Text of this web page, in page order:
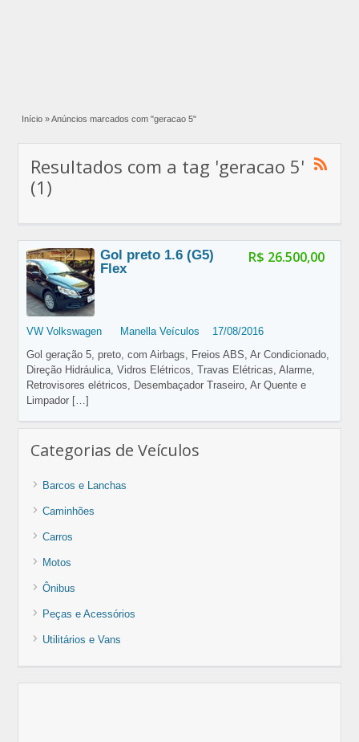
Início » Anúncios marcados com "geracao 5"
Resultados com a tag 'geracao 5'
(1)
R$ 26.500,00
Gol preto 1.6 (G5)
Flex
VW Volkswagen Manella Veículos
17/08/2016
Gol geração 5, preto, com Airbags, Freios ABS, Ar Condicionado,
Direção Hidráulica, Vidros Elétricos, Travas Elétricas, Alarme,
Retrovisores elétricos, Desembaçador Traseiro, Ar Quente e
Limpador […]
Categorias de Veículos
Barcos e Lanchas
Caminhões
Carros
Motos
Ônibus
Peças e Acessórios
Utilitários e Vans